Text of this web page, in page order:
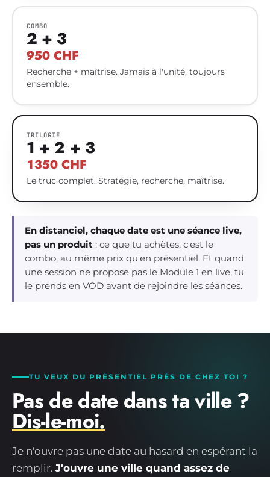
COMBO
2 + 3
950 CHF
Recherche + maîtrise. Jamais à l'unité, toujours
ensemble.
TRILOGIE
1 + 2 + 3
1350 CHF
Le truc complet. Stratégie, recherche, maîtrise.
En distanciel, chaque date est une séance live,
pas un produit : ce que tu achètes, c'est le
combo, au même prix qu'en présentiel. Et quand
une session ne propose pas le Module 1 en live, tu
le prends en VOD avant de rejoindre les séances.
TU VEUX DU PRÉSENTIEL PRÈS DE CHEZ TOI ?
Pas de date dans ta ville ?
Dis-le-moi.
Je n'ouvre pas une date au hasard en espérant la
remplir. J'ouvre une ville quand assez de